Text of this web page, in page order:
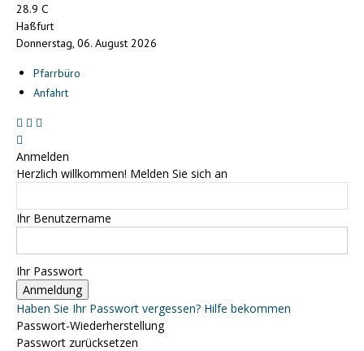
28.9 C
Haßfurt
Donnerstag, 06. August 2026
Pfarrbüro
Anfahrt
Anmelden
Herzlich willkommen! Melden Sie sich an
Ihr Benutzername
Ihr Passwort
Haben Sie Ihr Passwort vergessen? Hilfe bekommen
Passwort-Wiederherstellung
Passwort zurücksetzen